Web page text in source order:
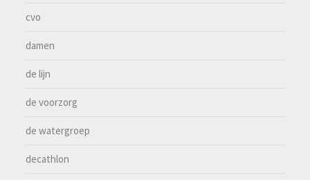
cvo
damen
de lijn
de voorzorg
de watergroep
decathlon